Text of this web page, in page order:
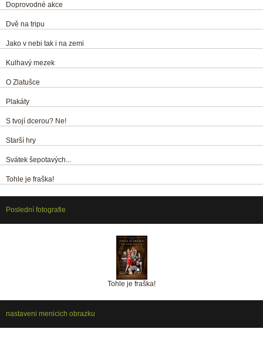
Doprovodné akce
Dvě na tripu
Jako v nebi tak i na zemi
Kulhavý mezek
O Zlatušce
Plakáty
S tvojí dcerou? Ne!
Starší hry
Svátek šepotavých...
Tohle je fraška!
Poslední fotografie
Tohle je fraška!
nastaveni menicich obrazku